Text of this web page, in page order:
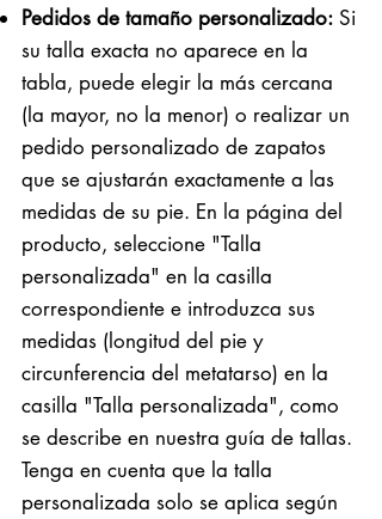
Pedidos de tamaño personalizado: Si
su talla exacta no aparece en la
tabla, puede elegir la más cercana
(la mayor, no la menor) o realizar un
pedido personalizado de zapatos
que se ajustarán exactamente a las
medidas de su pie. En la página del
producto, seleccione "Talla
personalizada" en la casilla
correspondiente e introduzca sus
medidas (longitud del pie y
circunferencia del metatarso) en la
casilla "Talla personalizada", como
se describe en nuestra guía de tallas.
Tenga en cuenta que la talla
personalizada solo se aplica según